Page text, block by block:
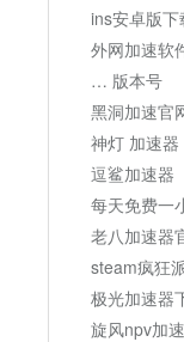
ins安卓版
外网加速软
… 版本号
黑洞加速官
神灯 加速器
逗鲨加速器
每天免费一
老八加速器
steam疯狂
极光加速器
旋风npv加